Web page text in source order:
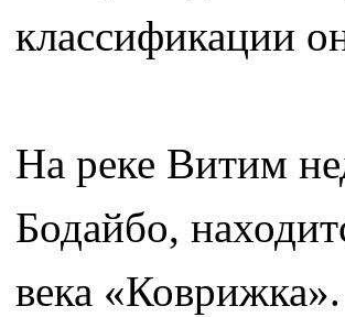
классификации
На реке Витим
Бодайбо,
века